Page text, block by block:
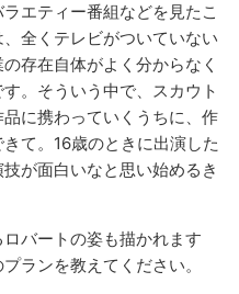
エティー番組などを見たこ
全くテレビがついていない
存在自体がよく分からなく
。そういう中で、スカウト
に携わっていくうちに、作
て。16歳のときに出演した
が面白いなと思い始めるき
バートの姿も描かれます
ランを教えてください。